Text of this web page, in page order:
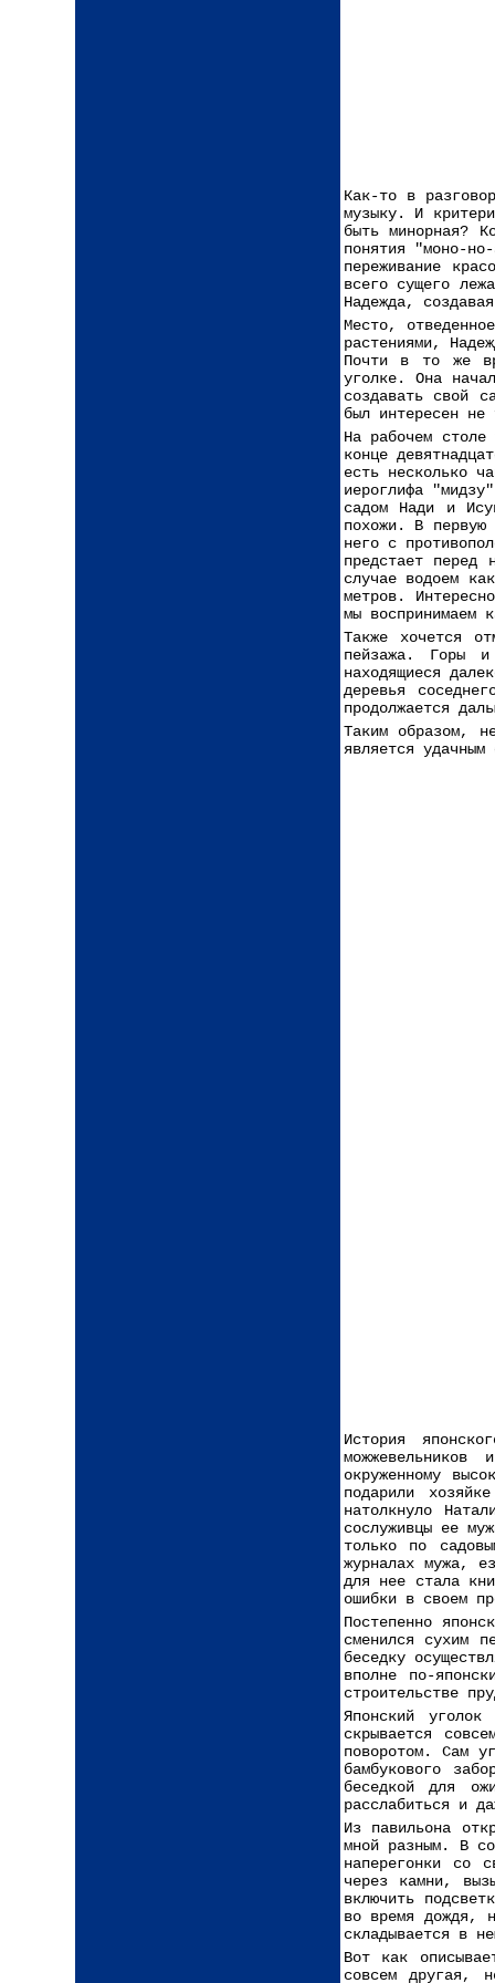
Как-то в
музыку. И
быть минорная?
понятия "моно-
переживание
всего сущего
Надежда,
Место,
растениями,
Почти в то же
уголке. Она
создавать свой
был интересен
На рабочем
конце
есть несколько
иероглифа
садом Нади и
похожи. В
него с
предстает перед
случае водоем
метров.
мы воспринимаем
Также хочется
пейзажа. Горы и
находящиеся
деревья
продолжается
Таким образом,
является
История
окруженному
подарили
натолкнуло
сослуживцы ее
только по
журналах мужа,
для нее стала
ошибки в своем
Постепенно
сменился сухим
беседку
вполне по-
строительстве
Японский
скрывается
поворотом. Сам
бамбукового
беседкой для
расслабиться и
Из павильона
мной разным. В
наперегонки со
через камни,
включить
во время дождя,
складывается в
Вот как
совсем другая,